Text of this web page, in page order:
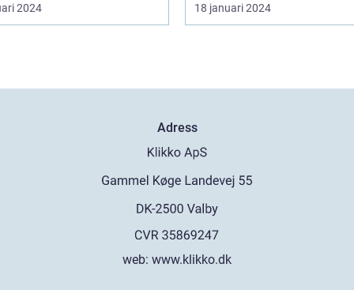
2024 18 januari 2024
Adress
web: www.klikko.dk